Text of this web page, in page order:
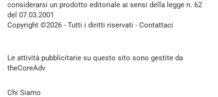
considerarsi un prodotto editoriale ai sensi della legge n. 62
del 07.03.2001
Copyright ©2026 - Tutti i diritti riservati - Contattaci
Le attività pubblicitarie su questo sito sono gestite da
theCoreAdv
Chi Siamo